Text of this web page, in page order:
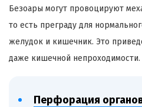
Безоары могут провоцируют
то есть преграду для
желудок и кишечник. Это
даже кишечной непроходимости.
Перфорация